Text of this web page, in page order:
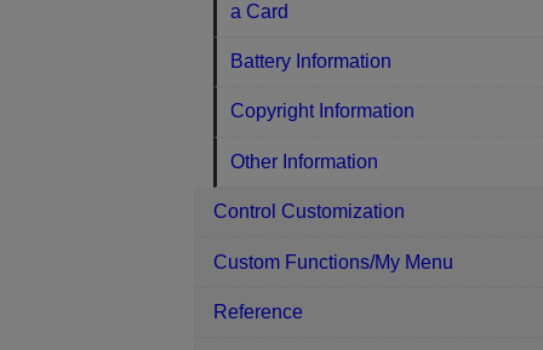
a Card
Battery Information
Copyright Information
Other Information
Control Customization
Custom Functions/My Menu
Reference